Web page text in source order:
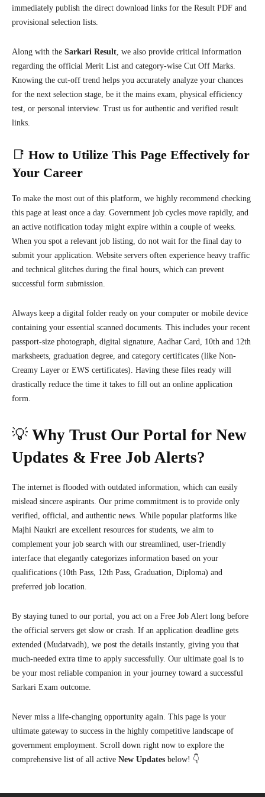
immediately publish the direct download links for the Result PDF and
provisional selection lists.
Along with the Sarkari Result, we also provide critical information
regarding the official Merit List and category-wise Cut Off Marks.
Knowing the cut-off trend helps you accurately analyze your chances
for the next selection stage, be it the mains exam, physical efficiency
test, or personal interview. Trust us for authentic and verified result
links.
📑 How to Utilize This Page Effectively for
Your Career
To make the most out of this platform, we highly recommend checking
this page at least once a day. Government job cycles move rapidly, and
an active notification today might expire within a couple of weeks.
When you spot a relevant job listing, do not wait for the final day to
submit your application. Website servers often experience heavy traffic
and technical glitches during the final hours, which can prevent
successful form submission.
Always keep a digital folder ready on your computer or mobile device
containing your essential scanned documents. This includes your recent
passport-size photograph, digital signature, Aadhar Card, 10th and 12th
marksheets, graduation degree, and category certificates (like Non-
Creamy Layer or EWS certificates). Having these files ready will
drastically reduce the time it takes to fill out an online application
form.
💡 Why Trust Our Portal for New
Updates & Free Job Alerts?
The internet is flooded with outdated information, which can easily
mislead sincere aspirants. Our prime commitment is to provide only
verified, official, and authentic news. While popular platforms like
Majhi Naukri are excellent resources for students, we aim to
complement your job search with our streamlined, user-friendly
interface that elegantly categorizes information based on your
qualifications (10th Pass, 12th Pass, Graduation, Diploma) and
preferred job location.
By staying tuned to our portal, you act on a Free Job Alert long before
the official servers get slow or crash. If an application deadline gets
extended (Mudatvadh), we post the details instantly, giving you that
much-needed extra time to apply successfully. Our ultimate goal is to
be your most reliable companion in your journey toward a successful
Sarkari Exam outcome.
Never miss a life-changing opportunity again. This page is your
ultimate gateway to success in the highly competitive landscape of
government employment. Scroll down right now to explore the
comprehensive list of all active New Updates below! 👇